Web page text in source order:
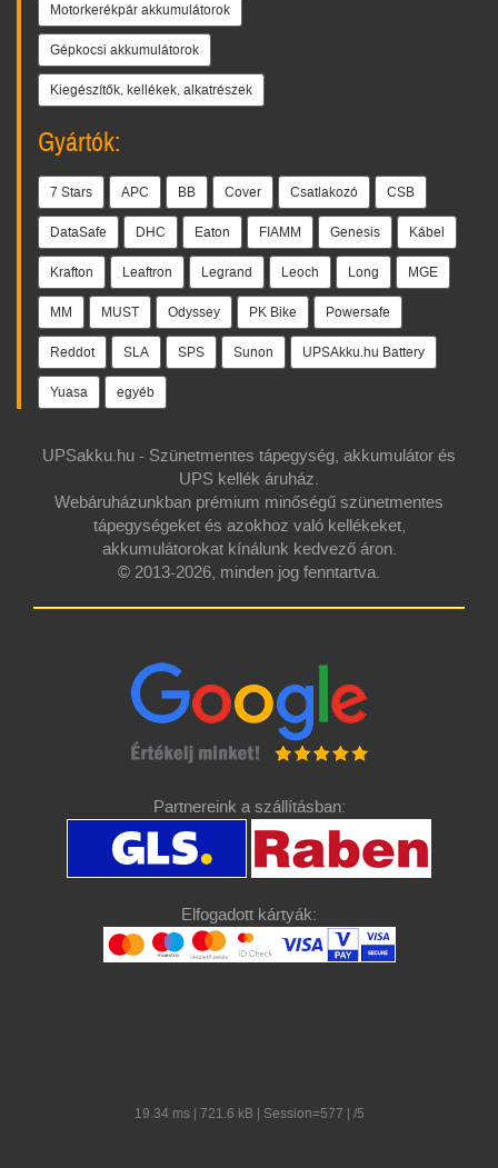
Motorkerékpár akkumulátorok
Gépkocsi akkumulátorok
Kiegészítők, kellékek, alkatrészek
Gyártók:
7 Stars APC BB Cover Csatlakozó CSB
DataSafe DHC Eaton FIAMM Genesis Kábel
Krafton Leaftron Legrand Leoch Long MGE
MM MUST Odyssey PK Bike Powersafe
Reddot SLA SPS Sunon UPSAkku.hu Battery
Yuasa egyéb
UPSakku.hu - Szünetmentes tápegység, akkumulátor és
UPS kellék áruház.
Webáruházunkban prémium minőségű szünetmentes
tápegységeket és azokhoz való kellékeket,
akkumulátorokat kínálunk kedvező áron.
© 2013-2026, minden jog fenntartva.
Partnereink a szállításban:
Elfogadott kártyák:
19.34 ms | 721.6 kB | Session=577 | /5